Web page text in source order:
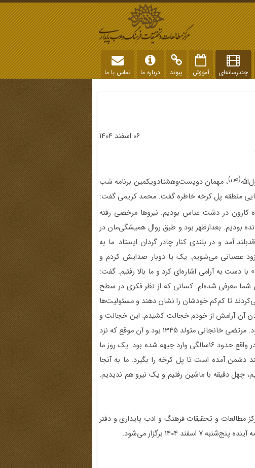
چندرسانه‌ای آموزش پیوند درباره ما تماس با ما
06 اسفند 1404
(ص)، مهمان دویست‌وهشتادویکمین برنامه شب
و شناسایی منطقه پل کرخه خاطره گفت. محمد کریمی گفت:
کارون در دشت عباس بودیم. نیروها مرخصی رفته
بودیم. بعد‌ازظهر بود و طبق روال همیشگی‌مان در
آمد و در بلندی کنار چادر گردان ایستاد. ما به
عصبانی می‌شویم. یک یا دوبار صدایش کردم و
با دست به آرامی اشاره‌ای کرد و ما بالا رفتیم. گفت:
شما معرفی شده‌ام. کسانی که از نظر فکری در سطح
می‌کردند تا کم‌کم خودشان را نشان دهند و مسئولیت‌ها
آن آرامش از خودم خجالت کشیدم. این خجالت و
شرمندگی تا آخرین لحظه‌ای که کنارش بودم، همراهم بود. مرتضی خانجانی متولد 1345 بود و آن موقع که نزد
ما آمد، 19 ساله بود و سه سال‌ونیم سابقه جبهه داشت. در واقع حدود 16سالگی وارد جبهه شده بود. یک روز ما
دشمن آمده است تا پل کرخه را بگیرد. ما به آنجا
چهل دقیقه با ماشین رفتیم و یک نیرو هم ندیدیم.
مرکز مطالعات و تحقیقات فرهنگ و ادب پایداری و دفتر
1404 برگزار می‌شود.